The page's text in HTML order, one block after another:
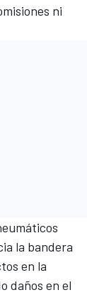
ni
la bandera
en la
daños en el